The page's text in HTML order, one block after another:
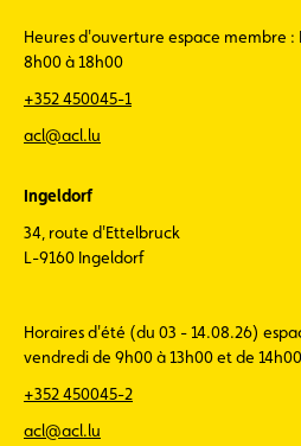
Heures d'ouverture espace membre
8h00 à 18h00
+352 450045-1
acl@acl.lu
Ingeldorf
34, route d'Ettelbruck
L-9160 Ingeldorf
Horaires d'été (du 03 - 14.08.26)
vendredi de 9h00 à 13h00 et de
+352 450045-2
acl@acl.lu